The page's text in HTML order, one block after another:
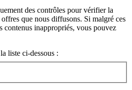
des contrôles pour vérifier la
que nous diffusons. Si malgré ces
contenus inappropriés, vous pouvez
liste ci-dessous :